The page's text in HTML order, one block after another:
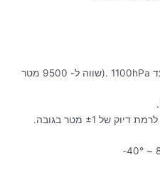
טווח לחץ נמדד: 300hPa עד 1100hPa .(שווה ל- 9500 מטר